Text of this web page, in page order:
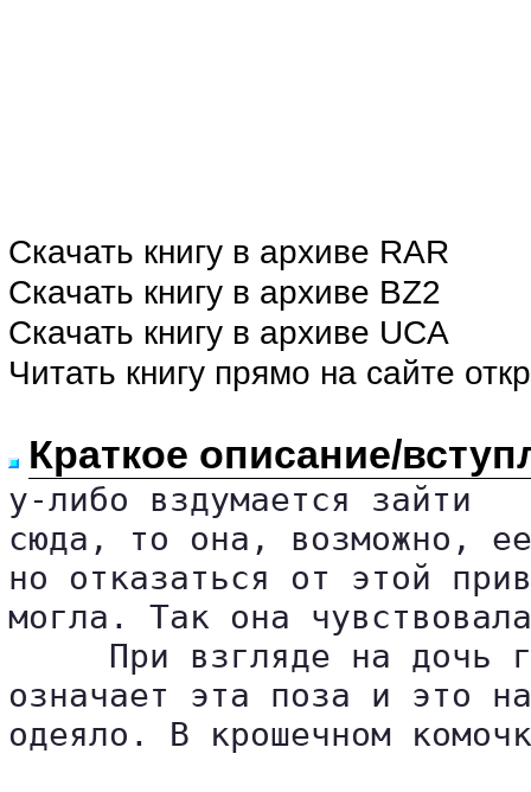
Скачать книгу в архиве RAR
Скачать книгу в архиве BZ2
Скачать книгу в архиве UCA
Читать книгу прямо на сайте
Краткое описание/
у-либо вздумается зайти
сюда, то она, возможно,
но отказаться от этой
могла. Так она
При взгляде на дочь
означает эта поза и это
одеяло. В крошечном